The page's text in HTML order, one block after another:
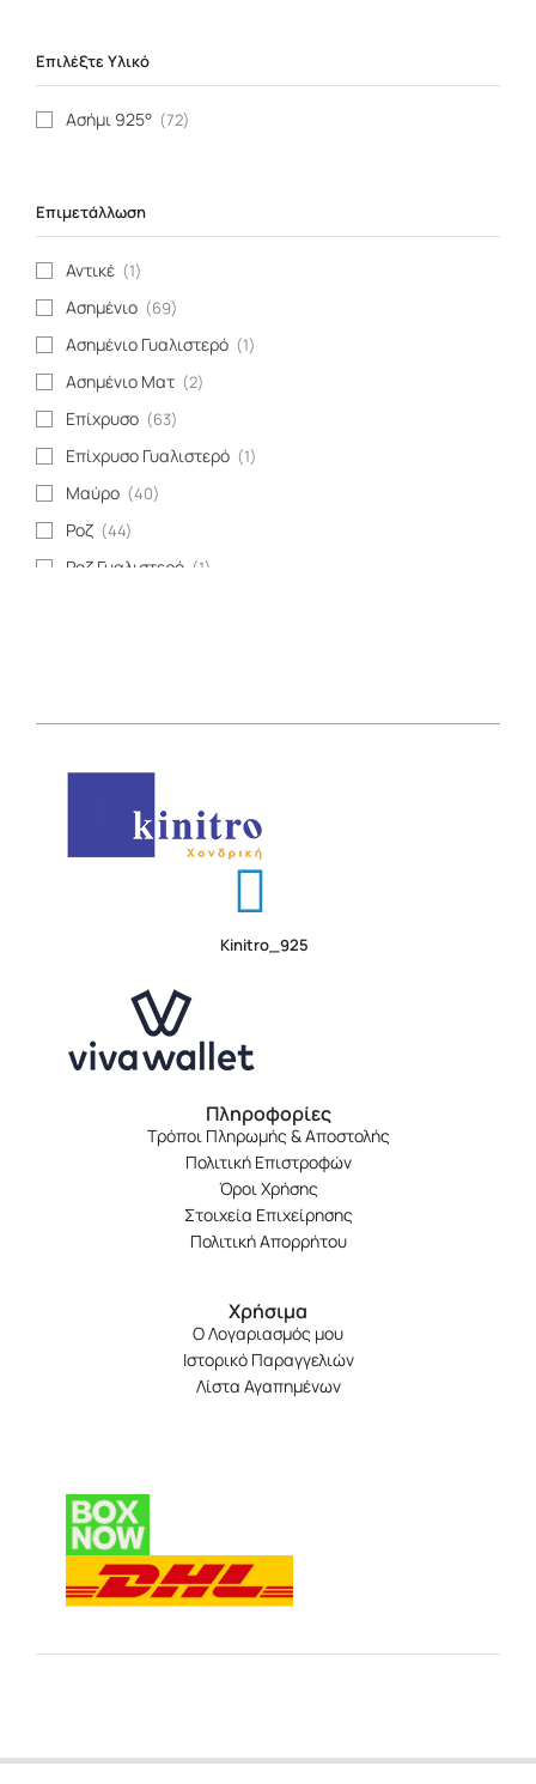
Επιλέξτε Υλικό
Ασήμι 925° (72)
Επιμετάλλωση
Αντικέ (1)
Ασημένιο (69)
Ασημένιο Γυαλιστερό (1)
Ασημένιο Ματ (2)
Επίχρυσο (63)
Επίχρυσο Γυαλιστερό (1)
Μαύρο (40)
Ροζ (44)
Ροζ Γυαλιστερό (1)
Kinitro_925
Πληροφορίες
Τρόποι Πληρωμής & Αποστολής
Πολιτική Επιστροφών
Όροι Χρήσης
Στοιχεία Επιχείρησης
Πολιτική Απορρήτου
Χρήσιμα
Ο Λογαριασμός μου
Ιστορικό Παραγγελιών
Λίστα Αγαπημένων